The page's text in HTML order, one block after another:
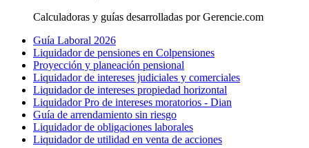
Calculadoras y guías desarrolladas por Gerencie.com
Guía Laboral 2026
Liquidador de pensiones en Colpensiones
Proyección y planeación pensional
Liquidador de intereses judiciales y comerciales
Liquidador de intereses propiedad horizontal
Liquidador Pro de intereses moratorios - Dian
Guía de arrendamiento sin riesgo
Liquidador de obligaciones laborales
Liquidador de utilidad en venta de acciones